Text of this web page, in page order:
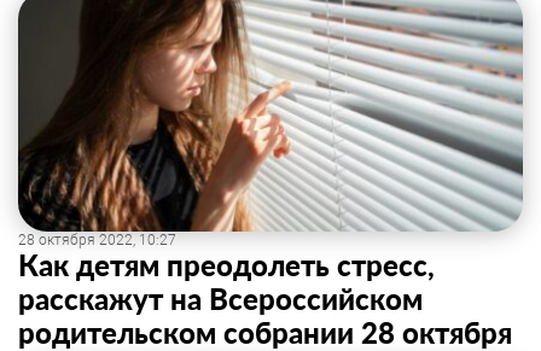
28 октября 2022, 10:27
Как детям преодолеть стресс,
расскажут на Всероссийском
родительском собрании 28 октября